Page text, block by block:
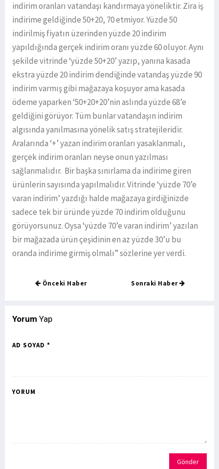
indirim oranları vatandaşı kandırmaya yöneliktir. Zira iş
indirime geldiğinde 50+20, 70 etmiyor. Yüzde 50
indirilmiş fiyatın üzerinden yüzde 20 indirim
yapıldığında gerçek indirim oranı yüzde 60 oluyor. Aynı
şekilde vitrinde ‘yüzde 50+20’ yazıp, yanına kasada
ekstra yüzde 20 indirim dendiğinde vatandaş yüzde 90
indirim varmış gibi mağazaya koşuyor ama kasada
ödeme yaparken ‘50+20+20’nin aslında yüzde 68’e
geldiğini görüyor. Tüm bunlar vatandaşın indirim
algısında yanılmasına yönelik satış stratejileridir.
Aralarında ‘+’ yazan indirim oranları yasaklanmalı,
gerçek indirim oranları neyse onun yazılması
sağlanmalıdır. Bir başka sınırlama da indirime giren
ürünlerin sayısında yapılmalıdır. Vitrinde ‘yüzde 70’e
varan indirim’ yazdığı halde mağazaya girdiğinizde
sadece tek bir üründe yüzde 70 indirim olduğunu
görüyorsunuz. Oysa ‘yüzde 70’e varan indirim’ yazılan
bir mağazada ürün çeşidinin en az yüzde 30’u bu
oranda indirime girmiş olmalı” sözlerine yer verdi.
Önceki Haber Sonraki Haber
Yorum Yap
AD SOYAD *
YORUM
Gönder